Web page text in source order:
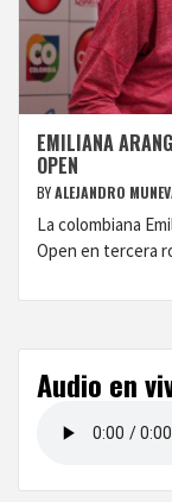
EMILIANA
OPEN
BYALEJANDRO
La colombiana
Open en tercera
Audio en